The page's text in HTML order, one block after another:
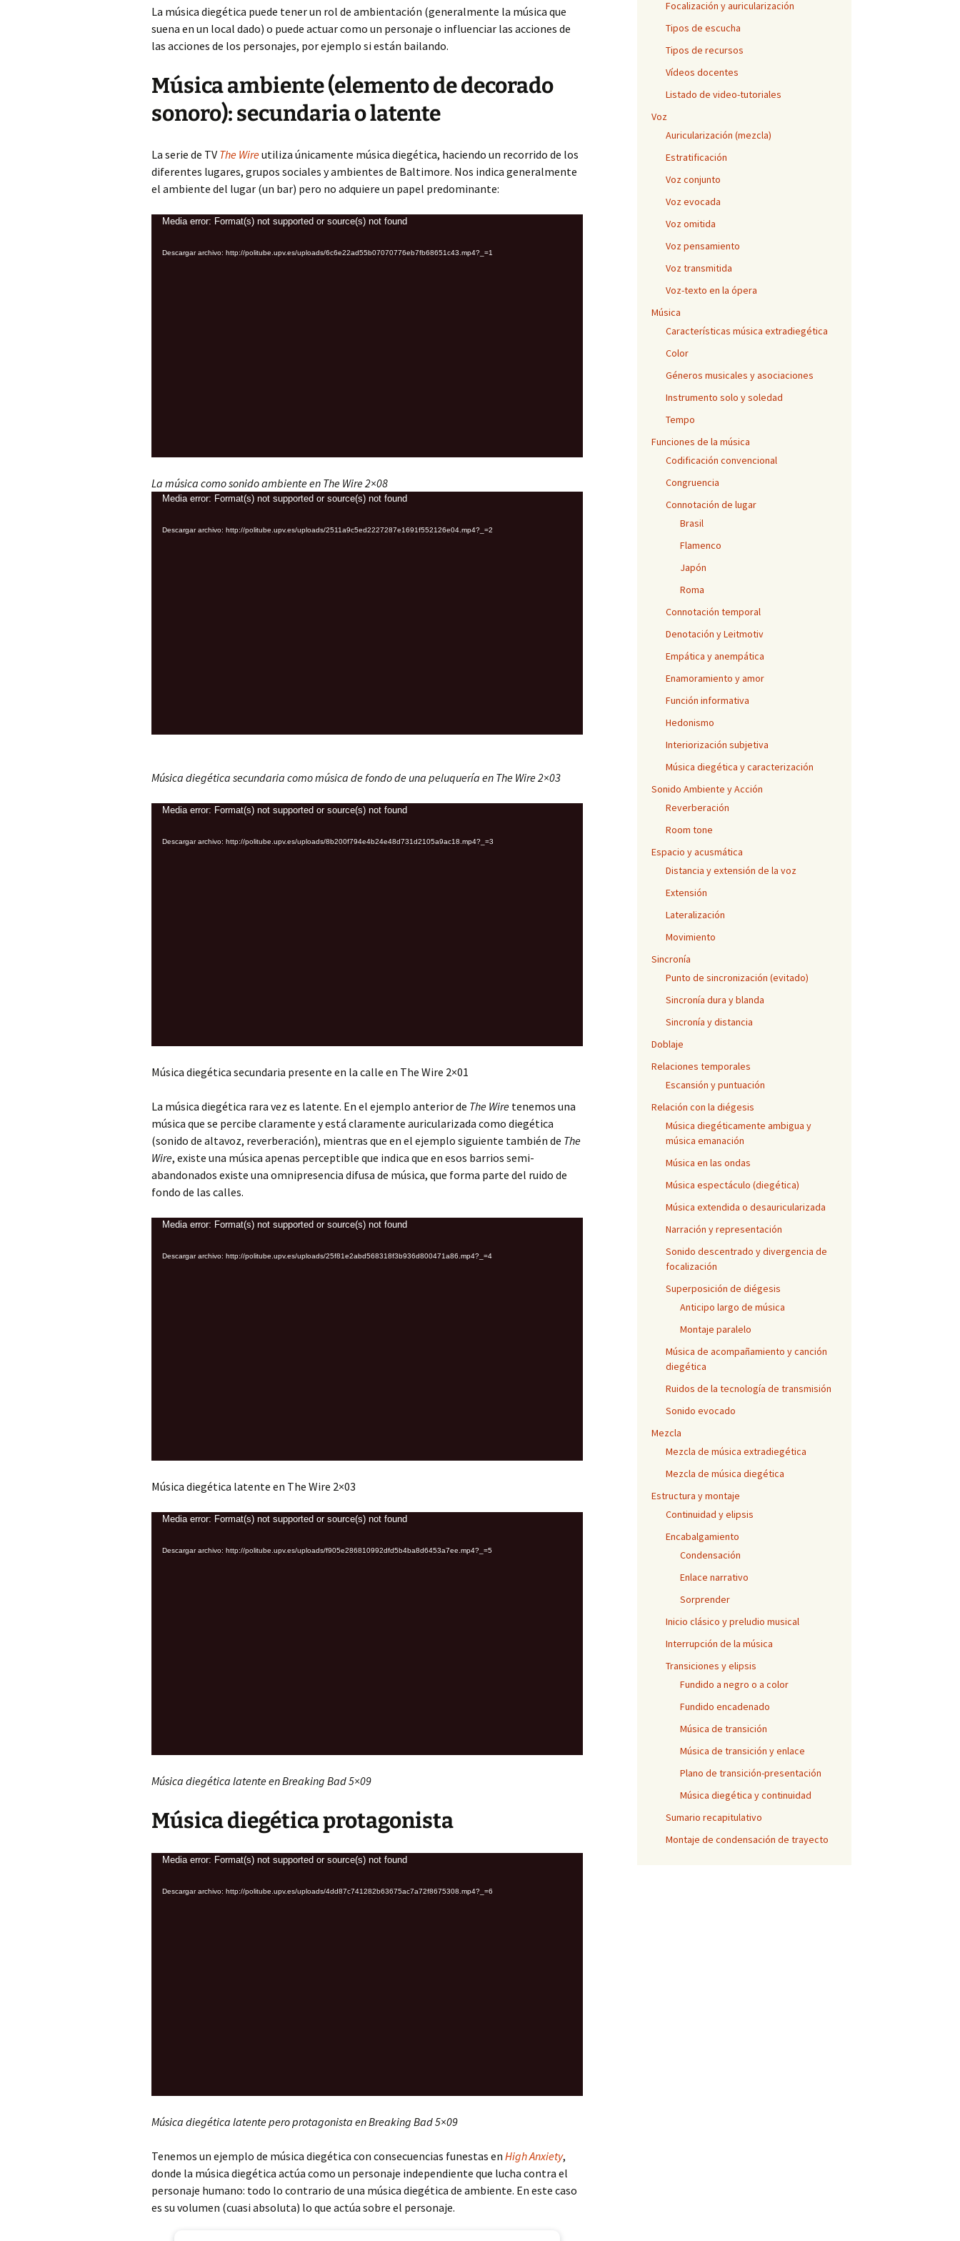
Listado de video-
Voz omitida
Voz pensamiento
Voz transmitida
Voz-texto en la ópera
Instrumento solo y
soledad
Tempo
Japón
Denotación y Leitmotiv
Enamoramiento y amor
Hedonismo
Interiorización subjetiva
Música diegética y
Música espectáculo
(diegética)
Música extendida o
Narración y
representación
divergencia de
focalización
Superposición de Anticipo largo de música
Montaje paralelo
canción diegética
Interrupción de la música
Fundido encadenado
Música de transición y
Plano de transición-
presentación
Sumario recapitulativo
La música diegética puede tener un rol de ambientación (generalmente la música que
suena en un local dado) o puede actuar como un personaje o influenciar las acciones de
las acciones de los personajes, por ejemplo si están bailando.
Música ambiente (elemento de decorado
sonoro): secundaria o latente
La serie de TV The Wireutiliza únicamente música diegética, haciendo un recorrido de los
diferentes lugares, grupos sociales y ambientes de Baltimore. Nos indica generalmente
el ambiente del lugar (un bar) pero no adquiere un papel predominante:
Reproductor
vídeo
Media error: Format(s) not supported or source(s) not found
Descargar archivo: http://politube.upv.es/uploads/6c6e22ad55b07070776eb7fb68651c43.mp4?_=1
La música como sonido ambiente en The Wire 2×08
Reproductor
vídeo
Media error: Format(s) not supported or source(s) not found
Descargar archivo: http://politube.upv.es/uploads/2511a9c5ed2227287e1691f552126e04.mp4?_=2
Música diegética secundaria como música de fondo de una peluquería en The Wire 2×03
Reproductor
vídeo
Media error: Format(s) not supported or source(s) not found
Descargar archivo: http://politube.upv.es/uploads/8b200f794e4b24e48d731d2105a9ac18.mp4?_=3
Música diegética secundaria presente en la calle en The Wire 2×01
La música diegética rara vez es latente. En el ejemplo anterior de The Wire tenemos una
música que se percibe claramente y está claramente auricularizada como diegética
(sonido de altavoz, reverberación), mientras que en el ejemplo siguiente también de The
Wire, existe una música apenas perceptible que indica que en esos barrios semi-
abandonados existe una omnipresencia difusa de música, que forma parte del ruido de
fondo de las calles.
Reproductor
vídeo
Media error: Format(s) not supported or source(s) not found
Descargar archivo: http://politube.upv.es/uploads/25f81e2abd568318f3b936d800471a86.mp4?_=4
Música diegética latente en The Wire 2×03
Reproductor
vídeo
Media error: Format(s) not supported or source(s) not found
Descargar archivo: http://politube.upv.es/uploads/f905e286810992dfd5b4ba8d6453a7ee.mp4?_=5
Música diegética latente en Breaking Bad 5×09
Música diegética protagonista
Reproductor
vídeo
Media error: Format(s) not supported or source(s) not found
Descargar archivo: http://politube.upv.es/uploads/4dd87c741282b63675ac7a72f8675308.mp4?_=6
Música diegética latente pero protagonista en Breaking Bad 5×09
Tenemos un ejemplo de música diegética con consecuencias funestas en High Anxiety,
donde la música diegética actúa como un personaje independiente que lucha contra el
personaje humano: todo lo contrario de una música diegética de ambiente. En este caso
es su volumen (cuasi absoluta) lo que actúa sobre el personaje.
Focalización y auricularización
Tipos de escucha
Tipos de recursos
Vídeos docentes
Listado de video-tutoriales
Voz
Auricularización (mezcla)
Estratificación
Voz conjunto
Voz evocada
Voz omitida
Voz pensamiento
Voz transmitida
Voz-texto en la ópera
Música
Características música extradiegética
Color
Géneros musicales y asociaciones
Instrumento solo y soledad
Tempo
Funciones de la música
Codificación convencional
Congruencia
Connotación de lugar
Brasil
Flamenco
Japón
Roma
Connotación temporal
Denotación y Leitmotiv
Empática y anempática
Enamoramiento y amor
Función informativa
Hedonismo
Interiorización subjetiva
Música diegética y caracterización
Sonido Ambiente y Acción
Reverberación
Room tone
Espacio y acusmática
Distancia y extensión de la voz
Extensión
Lateralización
Movimiento
Sincronía
Punto de sincronización (evitado)
Sincronía dura y blanda
Sincronía y distancia
Doblaje
Relaciones temporales
Escansión y puntuación
Relación con la diégesis
Música diegéticamente ambigua y
música emanación
Música en las ondas
Música espectáculo (diegética)
Música extendida o desauricularizada
Narración y representación
Sonido descentrado y divergencia de
focalización
Superposición de diégesis
Anticipo largo de música
Montaje paralelo
Música de acompañamiento y canción
diegética
Ruidos de la tecnología de transmisión
Sonido evocado
Mezcla
Mezcla de música extradiegética
Mezcla de música diegética
Estructura y montaje
Continuidad y elipsis
Encabalgamiento
Condensación
Enlace narrativo
Sorprender
Inicio clásico y preludio musical
Interrupción de la música
Transiciones y elipsis
Fundido a negro o a color
Fundido encadenado
Música de transición
Música de transición y enlace
Plano de transición-presentación
Música diegética y continuidad
Sumario recapitulativo
Montaje de condensación de trayecto